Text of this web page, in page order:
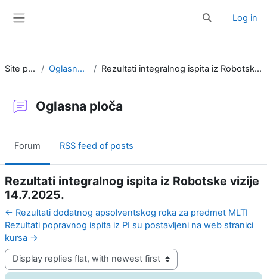
Toggle search
Log in
Site pages Oglasna ploča Rezultati integralnog ispita iz Robotske vizije 14.7.2025.
Oglasna ploča
Forum RSS feed of posts
Rezultati integralnog ispita iz Robotske vizije
14.7.2025.
← Rezultati dodatnog apsolventskog roka za predmet MLTI
Rezultati popravnog ispita iz PI su postavljeni na web stranici
kursa →
Display mode